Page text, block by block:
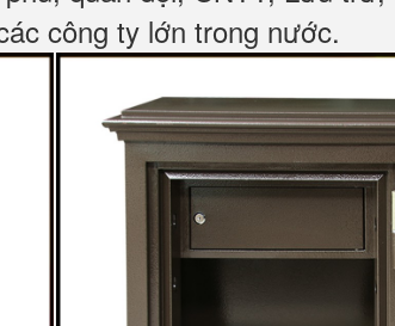
công ty lớn trong nước.